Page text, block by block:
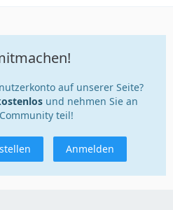
auf unserer Seite?
und nehmen Sie an
teil!
Anmelden